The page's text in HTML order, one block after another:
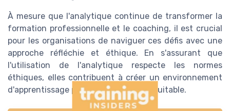
À mesure que l'analytique continue de transformer la
formation professionnelle et le coaching, il est crucial
pour les organisations de naviguer ces défis avec une
approche réfléchie et éthique. En s'assurant que
l'utilisation de l'analytique respecte les normes
éthiques, elles contribuent à créer un environnement
d'apprentissage plus responsable et équitable.